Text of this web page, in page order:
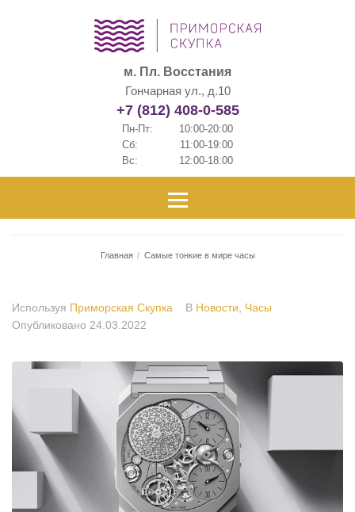
м. Пл. Восстания
Гончарная ул., д.10
+7 (812) 408-0-585
Пн-Пт:
10:00-20:00
Сб:
11:00-19:00
Вс:
12:00-18:00
Главная / Самые тонкие в мире часы
Используя Приморская Скупка В Новости
Часы
Опубликовано 24.03.2022